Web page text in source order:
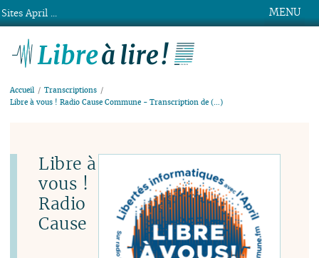
MENU
Accueil
Transcriptions
Libre à vous ! Radio Cause Commune - Transcription de (…)
Libre à
vous !
Radio
Cause
Sites April ...